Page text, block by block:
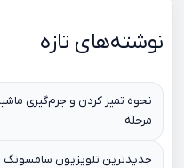
نوشته‌های تازه
نحوه تمیز کردن و جرم‌گیری
مرحله
جدیدترین تلویزیون سامسونگ در